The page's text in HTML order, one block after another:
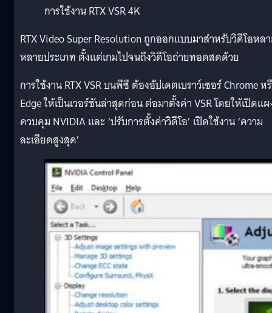
การใช้งาน RTX VSR 4K
RTX Video Super Resolution ถูกออกแบบมาสำหรับวิดีโอหล
หลายประเภท ตั้งแต่เกมไปจนถึงวิดีโอถ่ายทอดสดด้วย
การใช้งาน RTX VSR บนพีซี ต้องอัปเดตเบราว์เซอร์ Chrome ห
Edge ให้เป็นเวอร์ชันล่าสุดก่อน ต่อมาตั้งค่า VSR โดยให้เปิดแ
ควบคุม NVIDIA และ ‘ปรับการตั้งค่าวิดีโอ’ เปิดใช้งาน ‘ความ
ละเอียดสูงสุด’